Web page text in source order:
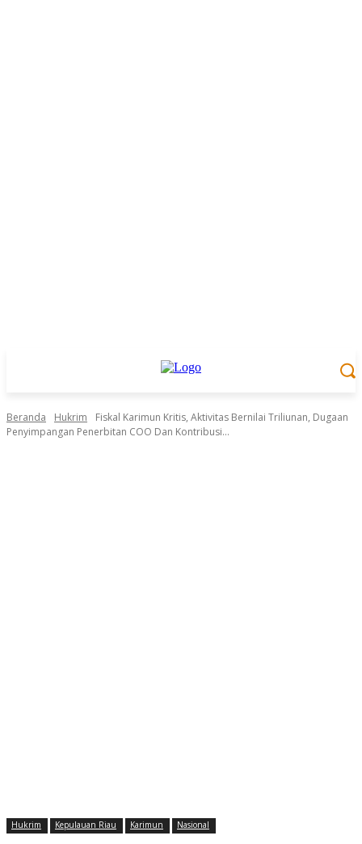
Beranda Hukrim
Fiskal Karimun Kritis, Aktivitas Bernilai Triliunan, Dugaan
Penyimpangan Penerbitan COO Dan Kontribusi...
Hukrim Kepulauan Riau Karimun Nasional